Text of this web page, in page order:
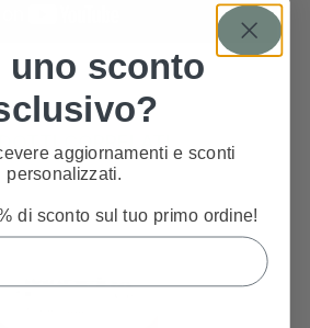
CORRELATI
uno sconto
aggiornamenti e sconti
personalizzati.
di sconto sul tuo primo ordine!